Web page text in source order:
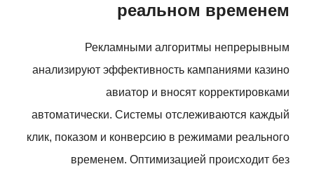
реальном временем
Рекламными алгоритмы непрерывным
анализируют эффективность кампаниями казино
авиатор и вносят корректировками
автоматически. Системы отслеживаются каждый
клик, показом и конверсию в режимами реального
временем. Оптимизацией происходит без